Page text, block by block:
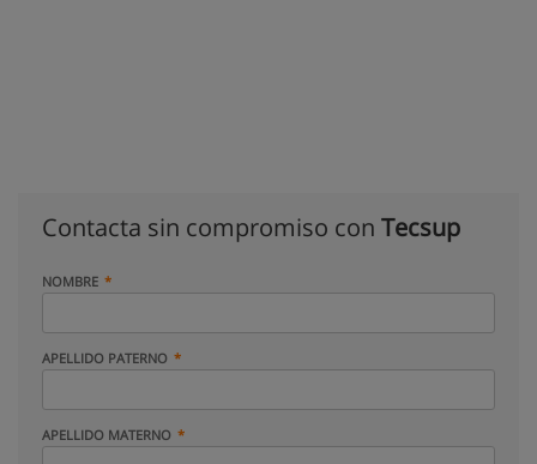
Contacta sin compromiso con Tecsup
NOMBRE
APELLIDO PATERNO
APELLIDO MATERNO